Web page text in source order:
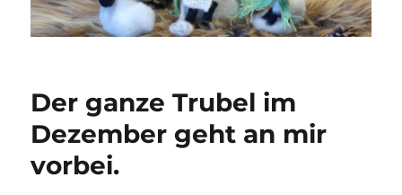
Der ganze Trubel im
Dezember geht an mir
vorbei.